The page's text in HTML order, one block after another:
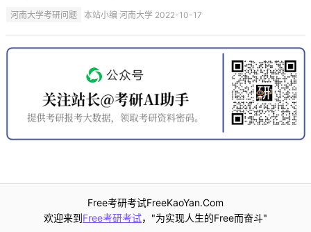
河南大学考研问题 本站小编 河南大学 2022-10-17
Free考研考试FreeKaoYan.Com
欢迎来到Free考研考试，"为实现人生的Free而奋斗"